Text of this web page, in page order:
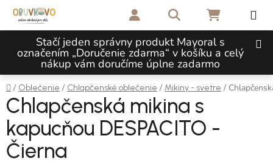
Prejsť na obsah
Stačí jeden správny produkt Mayoral s
označením „Doručenie zdarma“ v košíku a celý
nákup vám doručíme úplne zadarmo
Hľadať NÁKUPNÝ
Domov
/ Oblečenie / Chlapčenské oblečenie / Mikiny - svetre /
Chlapčenská mikina s
kapucňou DESPACITO -
Čierna